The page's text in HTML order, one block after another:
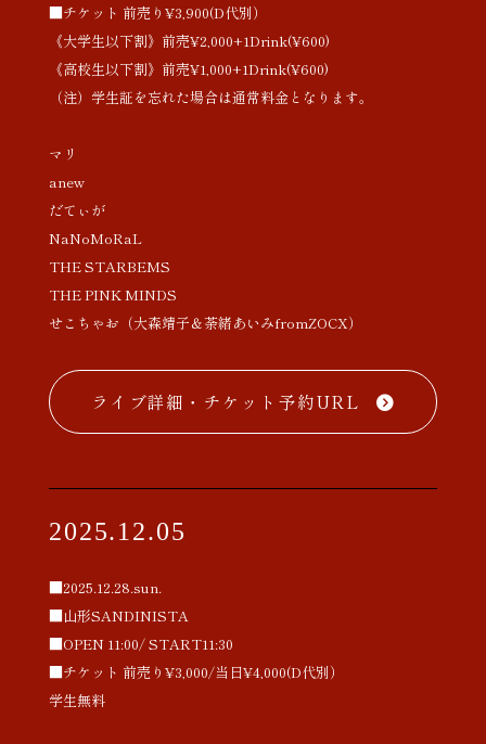
■チケット 前売り¥3,900(D代別）
《大学生以下割》前売¥2,000+1Drink(¥600)
《高校生以下割》前売¥1,000+1Drink(¥600)
（注）学生証を忘れた場合は通常料金となります。
マリ
anew
だてぃが
NaNoMoRaL
THE STARBEMS
THE PINK MINDS
せこちゃお（大森靖子＆荼緒あいみfromZOCX）
ライブ詳細・チケット予約URL
2025.12.05
■2025.12.28.sun.
■山形SANDINISTA
■OPEN 11:00/ START11:30
■チケット 前売り¥3,000/当日¥4,000(D代別）
学生無料